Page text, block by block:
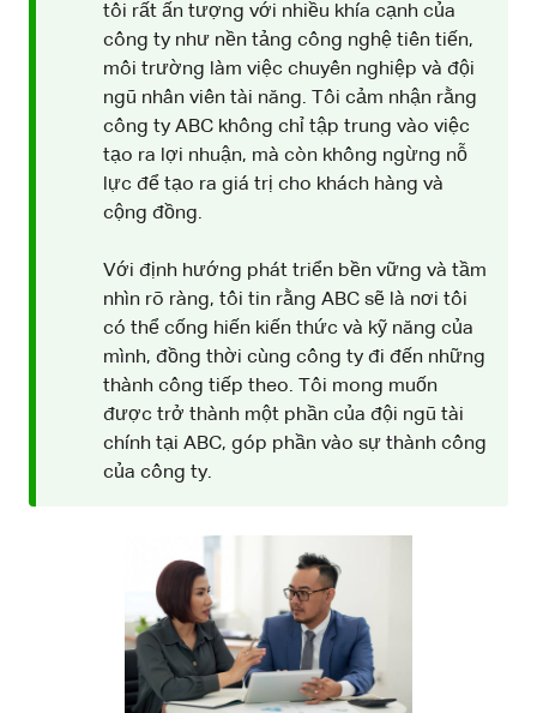
tôi rất ấn tượng với nhiều khía cạnh của
công ty như nền tảng công nghệ tiên tiến,
môi trường làm việc chuyên nghiệp và đội
ngũ nhân viên tài năng. Tôi cảm nhận rằng
công ty ABC không chỉ tập trung vào việc
tạo ra lợi nhuận, mà còn không ngừng nỗ
lực để tạo ra giá trị cho khách hàng và
cộng đồng.
Với định hướng phát triển bền vững và tầm
nhìn rõ ràng, tôi tin rằng ABC sẽ là nơi tôi
có thể cống hiến kiến thức và kỹ năng của
mình, đồng thời cùng công ty đi đến những
thành công tiếp theo. Tôi mong muốn
được trở thành một phần của đội ngũ tài
chính tại ABC, góp phần vào sự thành công
của công ty.